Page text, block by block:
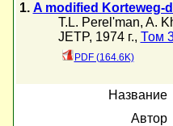
1. A modified Korteweg-
T.L. Perel'man, A.
JETP, 1974 г., Том
PDF (164.6K)
Название
Автор